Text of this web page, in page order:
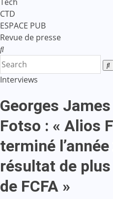
CTD
ESPACE PUB
Revue de presse
Interviews
Georges
Fotso : « Alios
terminé
résultat de
de FCFA »